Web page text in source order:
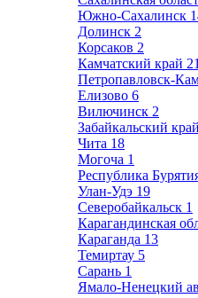
Южно-Сахалинск
Долинск 2
Корсаков 2
Камчатский край 21
Петропавловск-
Елизово 6
Вилючинск 2
Забайкальский край
Чита 18
Могоча 1
Республика
Улан-Удэ 19
Северобайкальск 1
Карагандинская
Караганда 13
Темиртау 5
Сарань 1
Ямало-Ненецкий